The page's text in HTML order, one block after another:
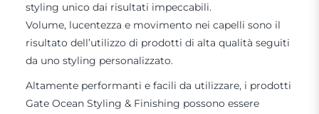
styling unico dai risultati impeccabili.
Volume, lucentezza e movimento nei capelli sono il
risultato dell’utilizzo di prodotti di alta qualità seguiti
da uno styling personalizzato.
Altamente performanti e facili da utilizzare, i prodotti
Gate Ocean Styling & Finishing possono essere